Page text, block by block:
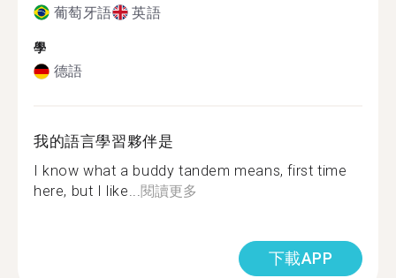
葡萄牙語 英語
學
德語
我的語言學習夥伴是
I know what a buddy tandem means, first time
here, but I like...閱讀更多
下載APP